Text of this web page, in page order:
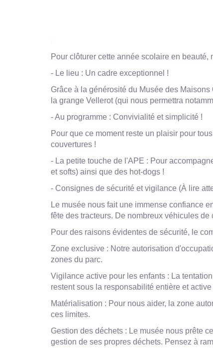
Pour clôturer cette année scolaire en
- Le lieu : Un cadre exceptionnel !
Grâce à la générosité du Musée des
la grange Vellerot (qui nous permettra
- Au programme : Convivialité et simplicité !
Pour que ce moment reste un plaisir pour
couvertures !
- La petite touche de l'APE : Pour
et softs) ainsi que des hot-dogs !
- Consignes de sécurité et vigilance (À lire
Le musée nous fait une immense confiance
fête des tracteurs. De nombreux véhicules
Pour des raisons évidentes de sécurité, le
Zone exclusive : Notre autorisation
zones du parc.
Vigilance active pour les enfants : La
restent sous la responsabilité entière et
Matérialisation : Pour nous aider, la zone
ces limites.
Gestion des déchets : Le musée nous prête
gestion de ses propres déchets. Pensez à